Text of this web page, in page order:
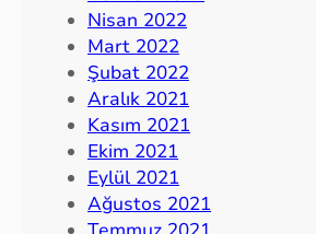
Nisan 2022
Mart 2022
Şubat 2022
Aralık 2021
Kasım 2021
Ekim 2021
Eylül 2021
Ağustos 2021